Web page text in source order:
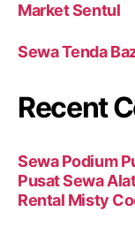
Market Sentul
Sewa Tenda
Recent
Sewa Podium
Pusat Sewa
Rental Misty